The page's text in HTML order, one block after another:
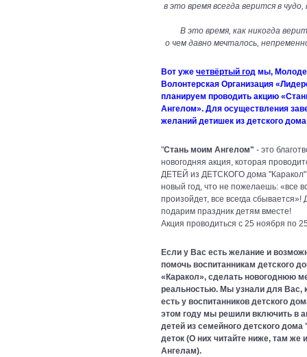
в это время всегда верится в
В это время, как никогда
о чем давно мечталось,
Вот уже четвёртый год мы,
Волонтерская Организация
планируем проводить акцию
Ангелом». Для осуществления
желаний детишек из детского
"Стань моим Ангелом" - это
новогодняя акция, которая
ДЕТЕЙ из ДЕТСКОГО дома
новый год, что не пожелаешь: «все
произойдет, все всегда сбывается»!
подарим праздник детям вместе!
Акция проводиться с 25 ноября по
Если у Вас есть желание и
помочь воспитанникам детского
«Каракол», сделать новогоднюю
реальностью. Мы узнали для Вас,
есть у воспитанников детского
этом году мы решили включить в
детей из семейного детского
деток (О них читайте ниже, там же
Ангелам).